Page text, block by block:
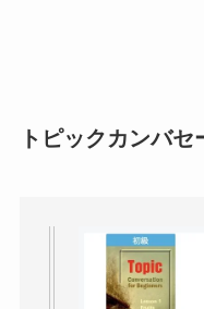
トピックカンバ